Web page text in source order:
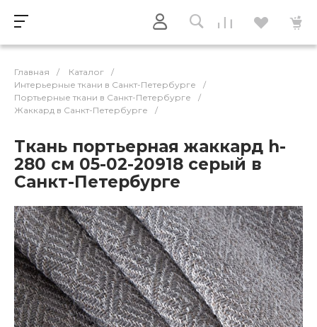
Главная / Каталог
/
Интерьерные ткани в Санкт-Петербурге
/
Портьерные ткани в Санкт-Петербурге
/
Жаккард в Санкт-Петербурге
/
Ткань портьерная жаккард h-
280 см 05-02-20918 серый в
Санкт-Петербурге